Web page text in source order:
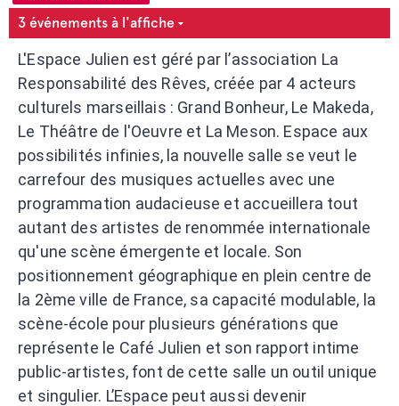
3 événements à l'affiche
L'Espace Julien est géré par l’association La
Responsabilité des Rêves, créée par 4 acteurs
culturels marseillais : Grand Bonheur, Le Makeda,
Le Théâtre de l'Oeuvre et La Meson. Espace aux
possibilités infinies, la nouvelle salle se veut le
carrefour des musiques actuelles avec une
programmation audacieuse et accueillera tout
autant des artistes de renommée internationale
qu'une scène émergente et locale. Son
positionnement géographique en plein centre de
la 2ème ville de France, sa capacité modulable, la
scène-école pour plusieurs générations que
représente le Café Julien et son rapport intime
public-artistes, font de cette salle un outil unique
et singulier. L’Espace peut aussi devenir